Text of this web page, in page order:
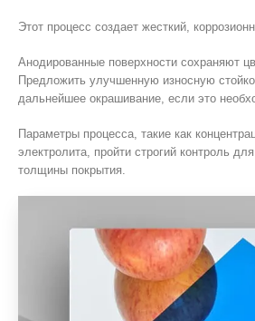
Этот процесс создает жесткий,
Анодированные поверхности сохраняют
Предложить улучшенную износную
дальнейшее окрашивание, если это
Параметры процесса, такие как
электролита, пройти строгий контроль
толщины покрытия.